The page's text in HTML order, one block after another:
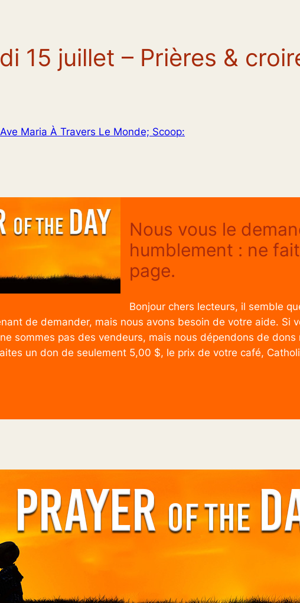
15 juillet – Prières &
Ave Maria À Travers Le Monde; Scoop:
Nous vous le
humblement : ne
page.
Bonjour chers lecteurs, il semble
de demander, mais nous avons besoin de votre aide. Si
sommes pas des vendeurs, mais nous dépendons de
un don de seulement 5,00 $, le prix de votre café,